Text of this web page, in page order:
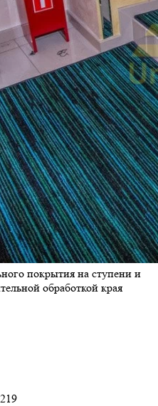
покрытия на ступени и
обработкой края